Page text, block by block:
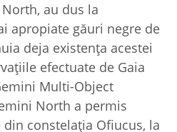
au dus la
apropiate găuri negre de
deja existența acestei
efectuate de Gaia
Multi-Object
North a permis
constelația Ofiucus, la